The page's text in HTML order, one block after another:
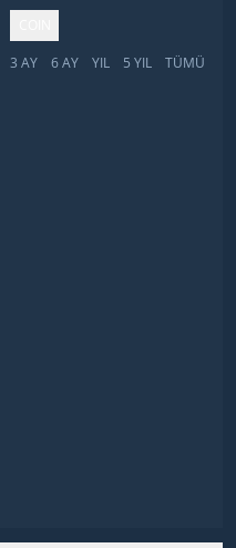
3 AY 6 AY YIL 5 YIL TÜMÜ